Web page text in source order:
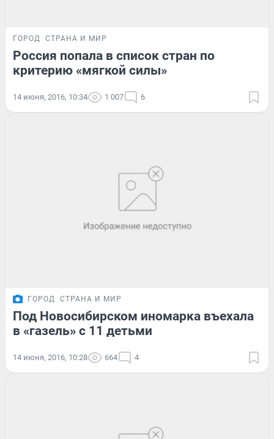
ГОРОД СТРАНА И МИР
Россия попала в список стран по
критерию «мягкой силы»
14 июня, 2016, 10:34 1 007 6
ГОРОД СТРАНА И МИР
Под Новосибирском иномарка въехала
в «газель» с 11 детьми
14 июня, 2016, 10:28 664 4